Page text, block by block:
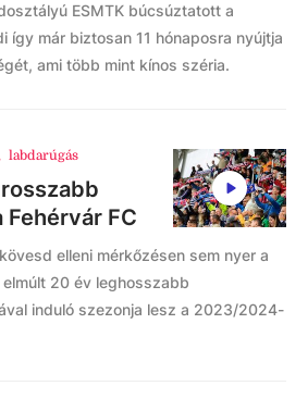
ESMTK búcsúztatott a
így már biztosan 11 hónaposra nyújtja
ami több mint kínos széria.
labdarúgás
FC
elleni mérkőzésen sem nyer a
elmúlt 20 év leghosszabb
induló szezonja lesz a 2023/2024-